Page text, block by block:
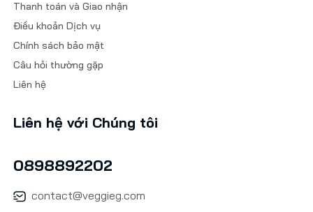
Thanh toán và Giao nhận
Điều khoản Dịch vụ
Chính sách bảo mật
Câu hỏi thường gặp
Liên hệ
Liên hệ với Chúng tôi
0898892202
contact@veggieg.com